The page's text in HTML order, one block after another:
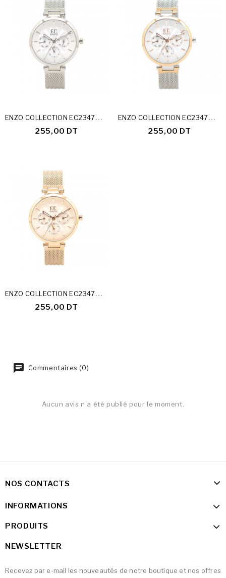
E
NZO COLLECTION EC2347MF-A
255,00 DT
E
NZO COLLECTION EC2347MF-C
255,00 DT
E
NZO COLLECTION EC2347MF-E
255,00 DT
Commentaires (0)
Aucun avis n'a été publié pour le moment.
NOS CONTACTS
INFORMATIONS
PRODUITS
NEWSLETTER
Recevez par e-mail les nouveautés de notre boutique et nos offres